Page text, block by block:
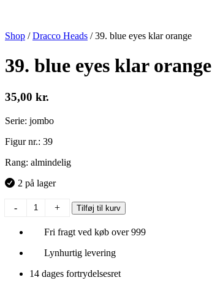
Shop /Dracco Heads /39. blue eyes klar orange
39. blue eyes klar orange
35,00 kr.
Serie: jombo
Figur nr.: 39
Rang: almindelig
2 på lager
-
antal
+ Tilføj til kurv
Fri fragt ved køb over 999
Lynhurtig levering
14 dages fortrydelsesret